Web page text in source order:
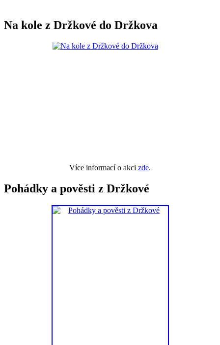
Na kole z Držkové do Držkova
Více informací o akci zde.
Pohádky a pověsti z Držkové